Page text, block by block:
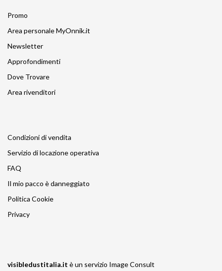
Promo
Area personale MyOnnik.it
Newsletter
Approfondimenti
Dove Trovare
Area rivenditori
Condizioni di vendita
Servizio di locazione operativa
FAQ
Il mio pacco è danneggiato
Politica Cookie
Privacy
visibledustitalia.it è un servizio Image Consult